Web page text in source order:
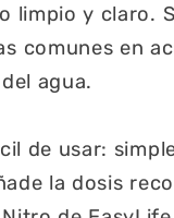
limpio y claro.
comunes en
agua.
de usar:
la dosis